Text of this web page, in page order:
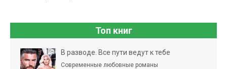
Топ книг
В разводе. Все пути ведут к тебе
Современные любовные романы